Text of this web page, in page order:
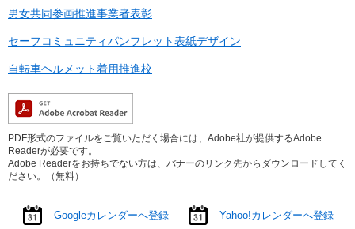
男女共同参画推進事業者表彰
セーフコミュニティパンフレット表紙デザイン
自転車ヘルメット着用推進校
PDF形式のファイルをご覧いただく場合には、Adobe社が提供するAdobe
Readerが必要です。
Adobe Readerをお持ちでない方は、バナーのリンク先からダウンロードしてく
ださい。（無料）
Googleカレンダーへ登録 Yahoo!カレンダーへ登録